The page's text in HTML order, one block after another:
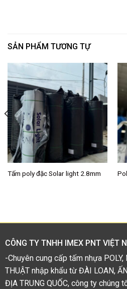
SẢN PHẨM TƯƠNG TỰ
Tấm poly đặc Solar light 2.8mm
CÔNG TY TNHH IMEX PNT VIỆT
-Chuyên cung cấp tấm nhựa POLY,
THUẬT nhập khẩu từ ĐÀI LOAN,
ĐỊA TRUNG QUỐC, công ty chúng